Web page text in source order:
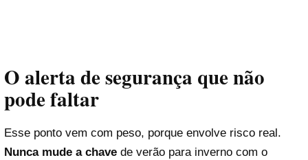
O alerta de segurança que não
pode faltar
Esse ponto vem com peso, porque envolve risco real.
Nunca mude a chave de verão para inverno com o